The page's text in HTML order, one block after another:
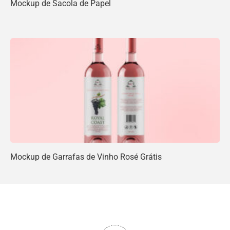
Mockup de Sacola de Papel
Mockup de Garrafas de Vinho Rosé Grátis